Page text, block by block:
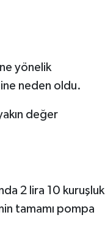
yönelik
neden oldu.
değer
2 lira 10 kuruşluk
tamamı pompa